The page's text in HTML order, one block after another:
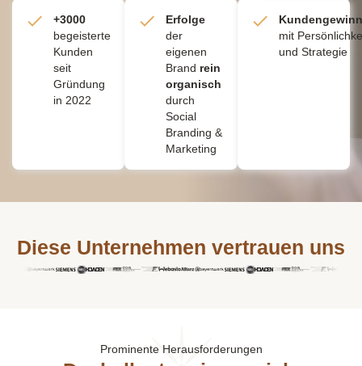
+3000
begeisterte
Kunden
seit
Gründung
in 2022
Erfolge
der
eigenen
Brand rein
organisch
durch
Social
Branding &
Marketing
mit
und Strategie
Diese Unternehmen vertrauen uns
Prominente Herausforderungen